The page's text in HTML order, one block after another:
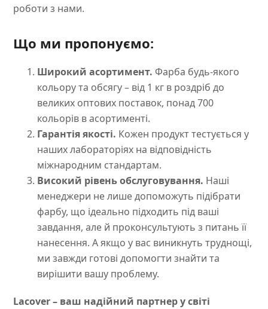
роботи з нами.
Що ми пропонуємо:
Широкий асортимент. Фарба будь-якого
кольору та обсягу – від 1 кг в роздріб до
великих оптових поставок, понад 700
кольорів в асортименті.
Гарантія якості. Кожен продукт тестується у
наших лабораторіях на відповідність
міжнародним стандартам.
Високий рівень обслуговування. Наші
менеджери не лише допоможуть підібрати
фарбу, що ідеально підходить під ваші
завдання, але й проконсультують з питань її
нанесення. А якщо у вас виникнуть труднощі,
ми завжди готові допомогти знайти та
вирішити вашу проблему.
Lacover – ваш надійний партнер у світі